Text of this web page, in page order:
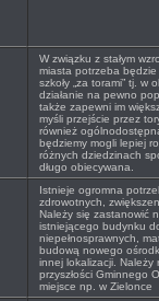
W związku z stałym
miasta potrzeba będzie
szkoły „za torami” tj. w
działanie na pewno
także zapewni im
myśli przejście przez
również
będziemy mogli lepiej
różnych dziedzinach
długo obiecywana.
Istnieje ogromna
zdrowotnych,
Należy się zastanowić
istniejącego budynku
niepełnosprawnych,
budową nowego
innej lokalizacji. Należy
przyszłości Gminnego
miejsce np. w Zielonce